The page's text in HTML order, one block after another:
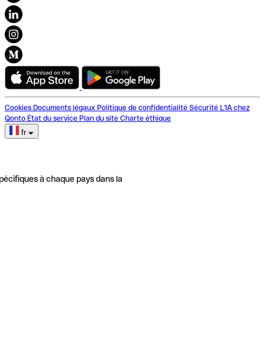
Cookies Documents légaux Politique de confidentialité Sécurité L'IA chez
Qonto État du service Plan du site Charte éthique
fr
à chaque pays dans la